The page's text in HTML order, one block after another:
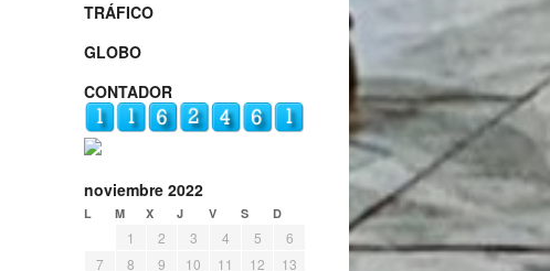
TRÁFICO
GLOBO
CONTADOR
noviembre 2022
L M X J V S D
1 2 3 4 5
6
7
8 9 10 11 12
13